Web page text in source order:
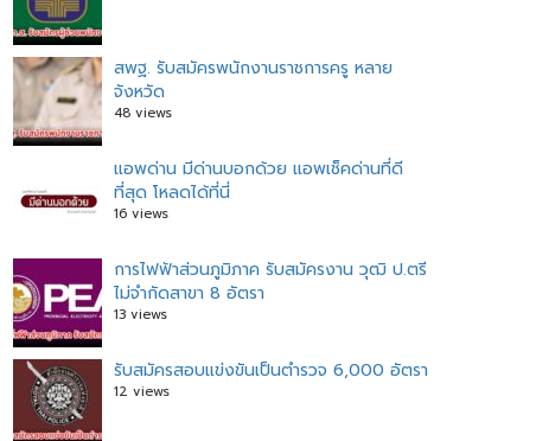
สพฐ. รับสมัครพนักงานราชการครู หลาย
จังหวัด
48 views
แอพด่าน มีด่านบอกด้วย แอพเช็คด่านที่ดี
ที่สุด โหลดได้ที่นี่
16 views
การไฟฟ้าส่วนภูมิภาค รับสมัครงาน วุฒิ ป.ตรี
ไม่จำกัดสาขา 8 อัตรา
13 views
รับสมัครสอบแข่งขันเป็นตำรวจ 6,000 อัตรา
12 views